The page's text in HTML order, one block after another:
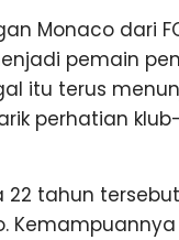
Monaco dari
pemain
itu terus
perhatian
22 tahun